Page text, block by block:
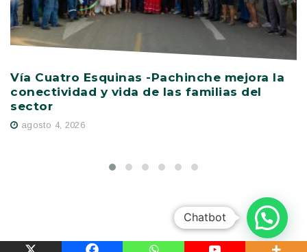
Vía Cuatro Esquinas -Pachinche mejora la
conectividad y vida de las familias del
sector
agosto 4, 2026
Chatbot